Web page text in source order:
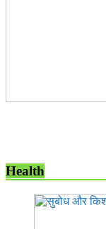
Health